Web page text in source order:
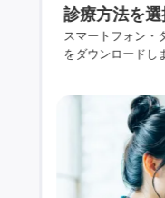
診療方法を
スマートフォン・
をダウンロードし